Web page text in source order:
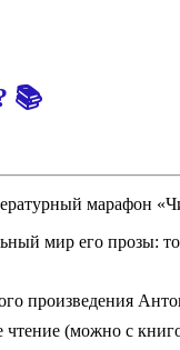
📚
марафон
мир его прозы:
произведения
(можно с